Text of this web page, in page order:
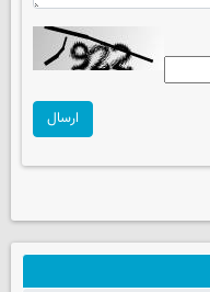
ارسال